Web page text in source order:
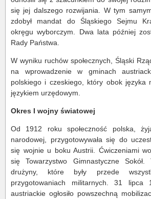
się jej dalszego rozwijania. W tym
zdobył mandat do Śląskiego Sejmu
okręgu wyborczym. Dwa lata później
Rady Państwa.
W wyniku ruchów społecznych, Śląski
na wprowadzenie w gminach
polskiego i czeskiego, który obok języka
językiem urzędowym.
Okres I wojny światowej
Od 1912 roku społeczność polska,
narodowej, przygotowywała się do
się wojnie u boku Austrii. Ćwiczeniami
się Towarzystwo Gimnastyczne Sokół.
drużyny, które były przede
przygotowaniach militarnych. 31 lipca
austriackie ogłosiło powszechną